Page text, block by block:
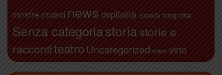
mostre musei news ospitalità raccolta fotografica
Senza categoriastoriastorie e
raccontiteatro Uncategorized video vino